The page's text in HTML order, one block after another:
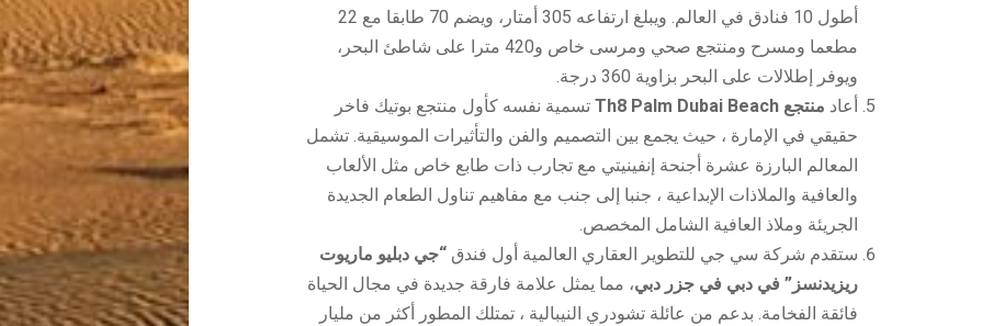
أطول 10 فنادق في العالم. ويبلغ ارتفاعه 305 أمتار، ويضم 70 طابقا مع 22
مطعما ومسرح ومنتجع صحي ومرسى خاص و420 مترا على شاطئ البحر،
ويوفر إطلالات على البحر بزاوية 360 درجة.
أعاد منتجع Th8 Palm Dubai Beach
تسمية نفسه كأول منتجع بوتيك فاخر
حقيقي في الإمارة ، حيث يجمع بين التصميم والفن والتأثيرات الموسيقية. تشمل
المعالم البارزة عشرة أجنحة إنفينيتي مع تجارب ذات طابع خاص مثل الألعاب
والعافية والملاذات الإبداعية ، جنبا إلى جنب مع مفاهيم تناول الطعام الجديدة
الجريئة وملاذ العافية الشامل المخصص.
ستقدم شركة سي جي للتطوير العقاري العالمية أول فندق “جي دبليو ماريوت
ريزيدنسز” في دبي في جزر دبي، مما يمثل علامة فارقة جديدة في مجال الحياة
فائقة الفخامة. بدعم من عائلة تشودري النيبالية ، تمتلك المطور أكثر من مليار